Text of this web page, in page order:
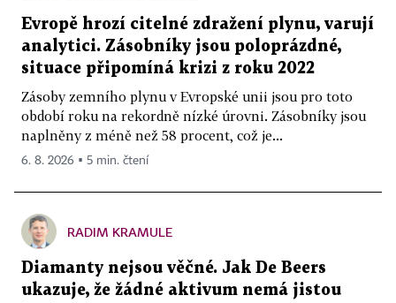
Evropě hrozí citelné zdražení plynu, varují
analytici. Zásobníky jsou poloprázdné,
situace připomíná krizi z roku 2022
Zásoby zemního plynu v Evropské unii jsou pro toto
období roku na rekordně nízké úrovni. Zásobníky jsou
naplněny z méně než 58 procent, což je...
6. 8. 2026 ▪ 5 min. čtení
RADIM KRAMULE
Diamanty nejsou věčné. Jak De Beers
ukazuje, že žádné aktivum nemá jistou